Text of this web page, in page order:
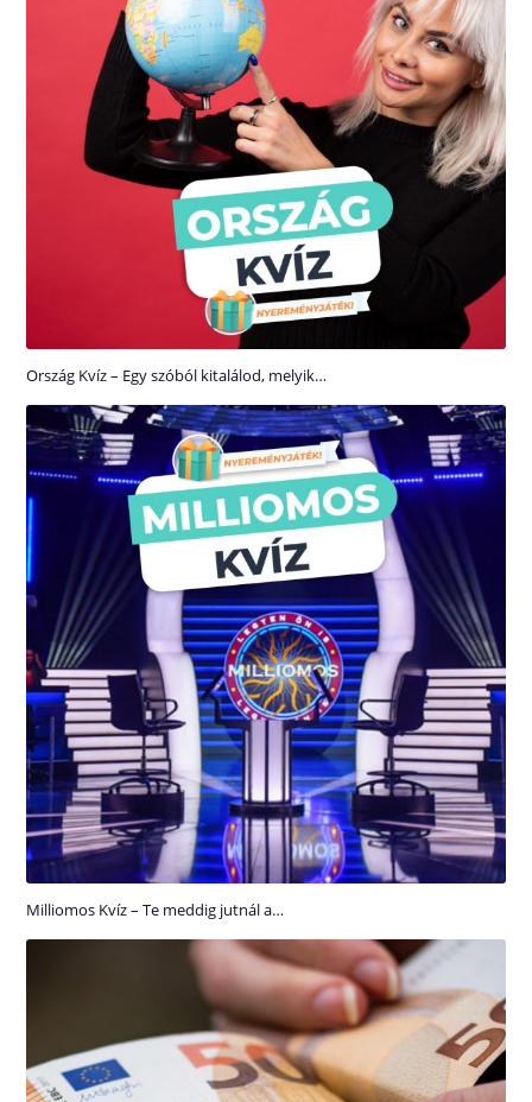
Ország Kvíz – Egy szóból kitalálod, melyik…
Milliomos Kvíz – Te meddig jutnál a…